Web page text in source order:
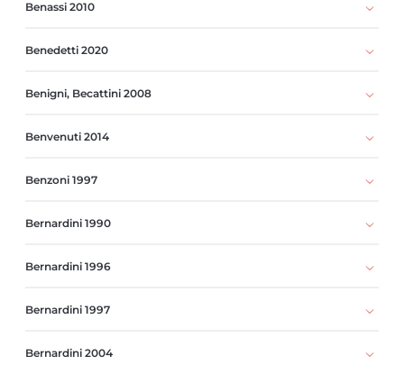
Benassi 2010
Benedetti 2020
Benigni, Becattini 2008
Benvenuti 2014
Benzoni 1997
Bernardini 1990
Bernardini 1996
Bernardini 1997
Bernardini 2004